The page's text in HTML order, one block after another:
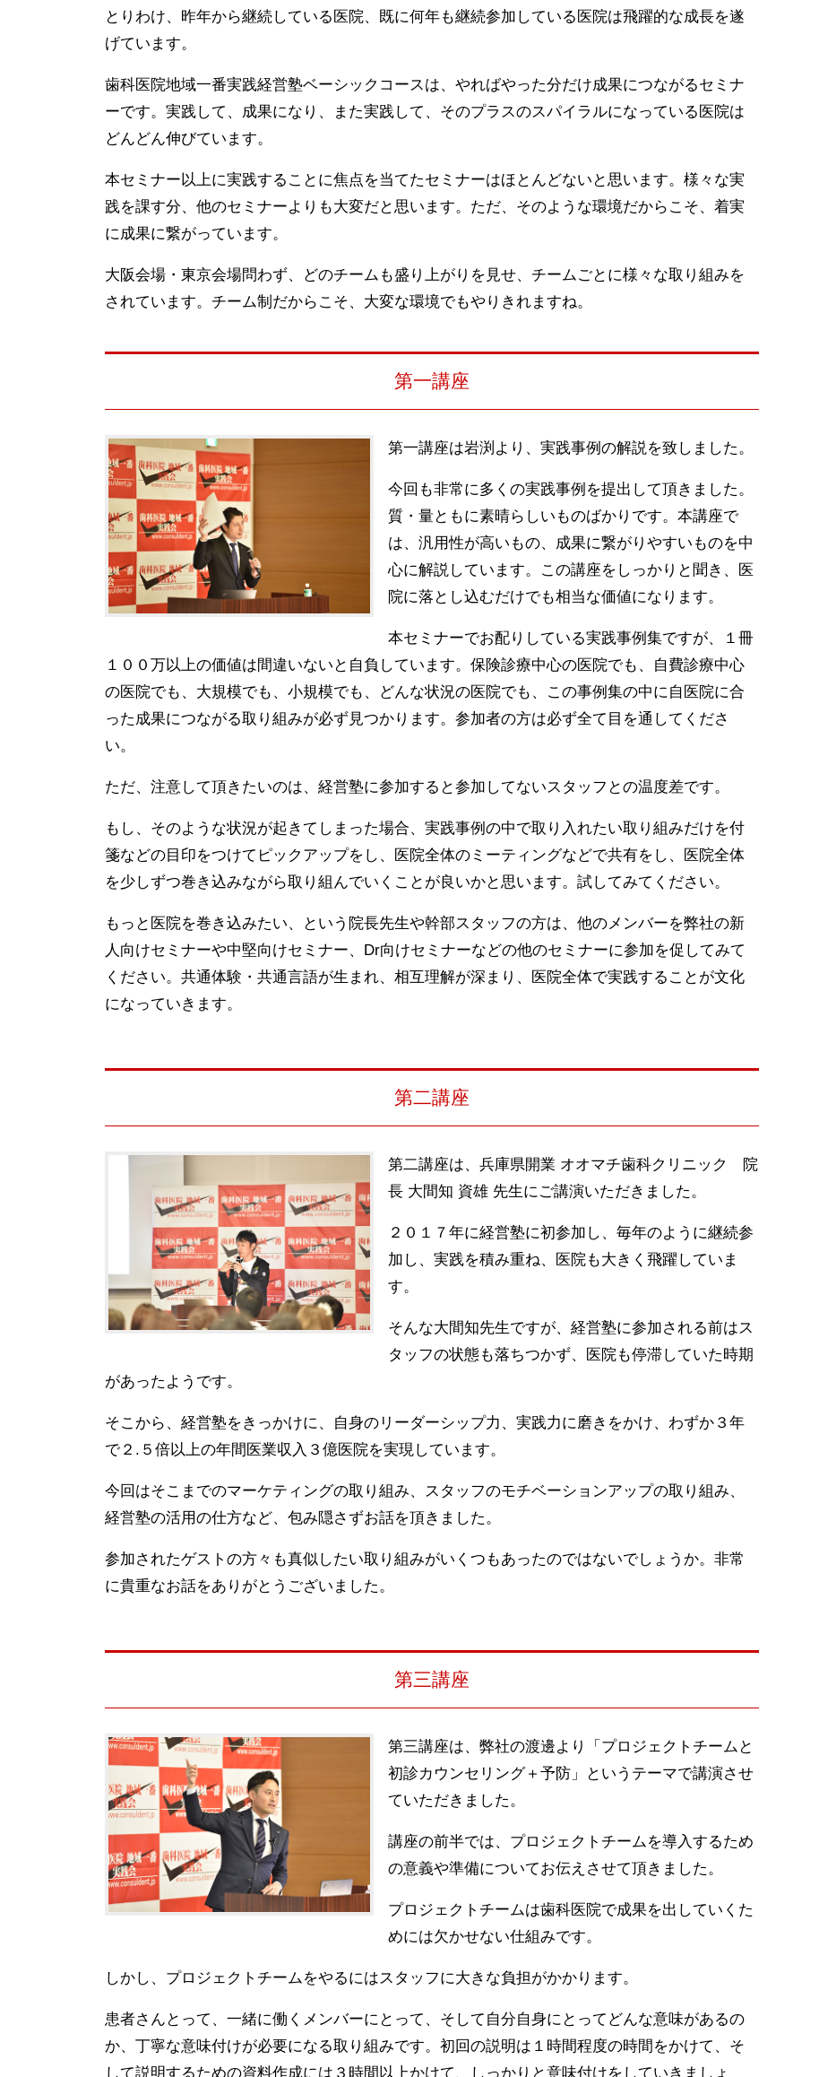
とりわけ、昨年から継続している医院、既に何年も継続参加している医院は飛躍的な成長を遂
げています。
歯科医院地域一番実践経営塾ベーシックコースは、やればやった分だけ成果につながるセミナ
ーです。実践して、成果になり、また実践して、そのプラスのスパイラルになっている医院は
どんどん伸びています。
本セミナー以上に実践することに焦点を当てたセミナーはほとんどないと思います。様々な実
践を課す分、他のセミナーよりも大変だと思います。ただ、そのような環境だからこそ、着実
に成果に繋がっています。
大阪会場・東京会場問わず、どのチームも盛り上がりを見せ、チームごとに様々な取り組みを
されています。チーム制だからこそ、大変な環境でもやりきれますね。
第一講座
第一講座は岩渕より、実践事例の解説を致しました。
今回も非常に多くの実践事例を提出して頂きました。
質・量ともに素晴らしいものばかりです。本講座で
は、汎用性が高いもの、成果に繋がりやすいものを中
心に解説しています。この講座をしっかりと聞き、医
院に落とし込むだけでも相当な価値になります。
本セミナーでお配りしている実践事例集ですが、１冊
１００万以上の価値は間違いないと自負しています。保険診療中心の医院でも、自費診療中心
の医院でも、大規模でも、小規模でも、どんな状況の医院でも、この事例集の中に自医院に合
った成果につながる取り組みが必ず見つかります。参加者の方は必ず全て目を通してくださ
い。
ただ、注意して頂きたいのは、経営塾に参加すると参加してないスタッフとの温度差です。
もし、そのような状況が起きてしまった場合、実践事例の中で取り入れたい取り組みだけを付
箋などの目印をつけてピックアップをし、医院全体のミーティングなどで共有をし、医院全体
を少しずつ巻き込みながら取り組んでいくことが良いかと思います。試してみてください。
もっと医院を巻き込みたい、という院長先生や幹部スタッフの方は、他のメンバーを弊社の新
人向けセミナーや中堅向けセミナー、Dr向けセミナーなどの他のセミナーに参加を促してみて
ください。共通体験・共通言語が生まれ、相互理解が深まり、医院全体で実践することが文化
になっていきます。
第二講座
第二講座は、兵庫県開業 オオマチ歯科クリニック 院
長 大間知 資雄 先生にご講演いただきました。
２０１７年に経営塾に初参加し、毎年のように継続参
加し、実践を積み重ね、医院も大きく飛躍していま
す。
そんな大間知先生ですが、経営塾に参加される前はス
タッフの状態も落ちつかず、医院も停滞していた時期
があったようです。
そこから、経営塾をきっかけに、自身のリーダーシップ力、実践力に磨きをかけ、わずか３年
で２.５倍以上の年間医業収入３億医院を実現しています。
今回はそこまでのマーケティングの取り組み、スタッフのモチベーションアップの取り組み、
経営塾の活用の仕方など、包み隠さずお話を頂きました。
参加されたゲストの方々も真似したい取り組みがいくつもあったのではないでしょうか。非常
に貴重なお話をありがとうございました。
第三講座
第三講座は、弊社の渡邊より「プロジェクトチームと
初診カウンセリング＋予防」というテーマで講演させ
ていただきました。
講座の前半では、プロジェクトチームを導入するため
の意義や準備についてお伝えさせて頂きました。
プロジェクトチームは歯科医院で成果を出していくた
めには欠かせない仕組みです。
しかし、プロジェクトチームをやるにはスタッフに大きな負担がかかります。
患者さんとって、一緒に働くメンバーにとって、そして自分自身にとってどんな意味があるの
か、丁寧な意味付けが必要になる取り組みです。初回の説明は１時間程度の時間をかけて、そ
して説明するための資料作成には３時間以上かけて、しっかりと意味付けをしていきましょ